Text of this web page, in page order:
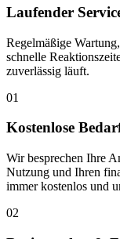
Laufender
Regelmäßige
schnelle
zuverlässig läuft.
01
Kostenlose
Wir besprechen Ihre
Nutzung und Ihren
immer kostenlos und
02